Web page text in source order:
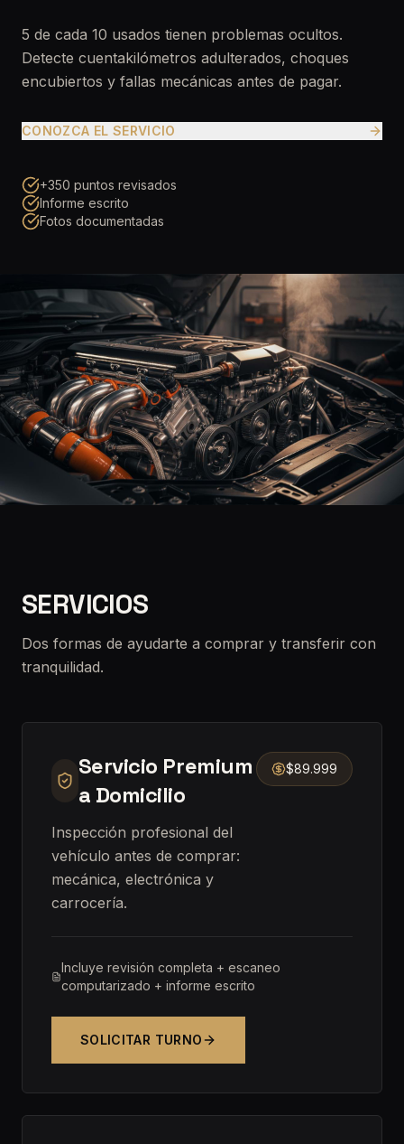
5 de cada 10 usados tienen problemas ocultos.
Detecte cuentakilómetros adulterados, choques
encubiertos y fallas mecánicas antes de pagar.
CONOZCA EL SERVICIO
+350 puntos revisados
Informe escrito
Fotos documentadas
SERVICIOS
Dos formas de ayudarte a comprar y transferir con
tranquilidad.
Servicio Premium
a Domicilio
Inspección profesional del
vehículo antes de comprar:
mecánica, electrónica y
carrocería.
$89.999
Incluye revisión completa + escaneo
computarizado + informe escrito
SOLICITAR TURNO